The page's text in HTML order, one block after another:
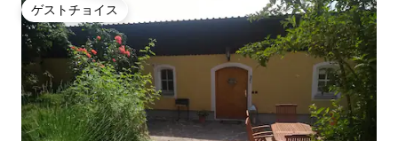
ゲストチョイス
ゲストチョイス